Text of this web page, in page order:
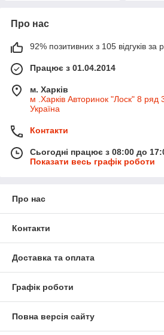
Про нас
92% позитивних з 105 відгуків за
Працює з 01.04.2014
м. Харків
м .Харків Авторинок "Лоск" 8 ряд
Україна
Контакти
Сьогодні працює з 08:00 до
Показати весь графік роботи
Про нас
Контакти
Доставка та оплата
Графік роботи
Повна версія сайту